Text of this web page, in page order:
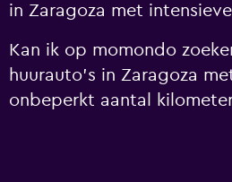
in Zaragoza met
Kan ik op momondo
huurauto's in Zaragoza
onbeperkt aantal